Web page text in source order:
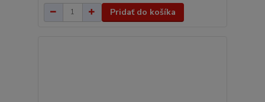
Pridať do košíka